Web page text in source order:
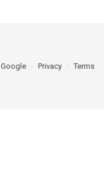
Google Privacy Terms